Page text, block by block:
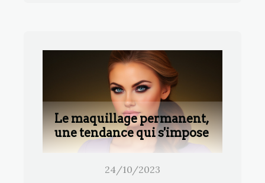
Le maquillage permanent,
une tendance qui s'impose
24/10/2023